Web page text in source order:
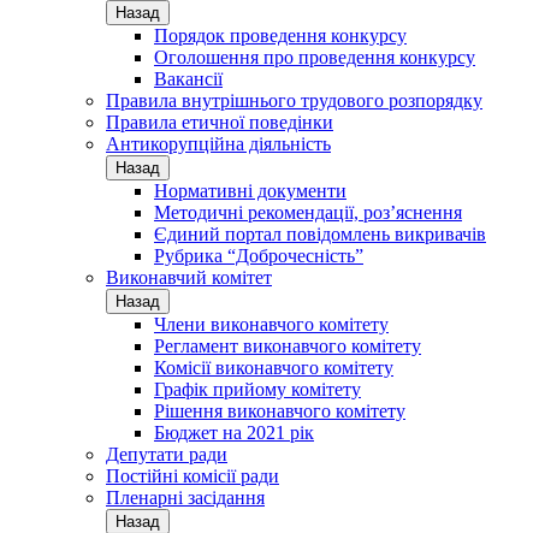
Назад
Порядок проведення конкурсу
Оголошення про проведення конкурсу
Вакансії
Правила внутрішнього трудового розпорядку
Правила етичної поведінки
Антикорупційна діяльність
Назад
Нормативні документи
Методичні рекомендації, роз’яснення
Єдиний портал повідомлень викривачів
Рубрика “Доброчесність”
Виконавчий комітет
Назад
Члени виконавчого комітету
Регламент виконавчого комітету
Комісії виконавчого комітету
Графік прийому комітету
Рішення виконавчого комітету
Бюджет на 2021 рік
Депутати ради
Постійні комісії ради
Пленарні засідання
Назад